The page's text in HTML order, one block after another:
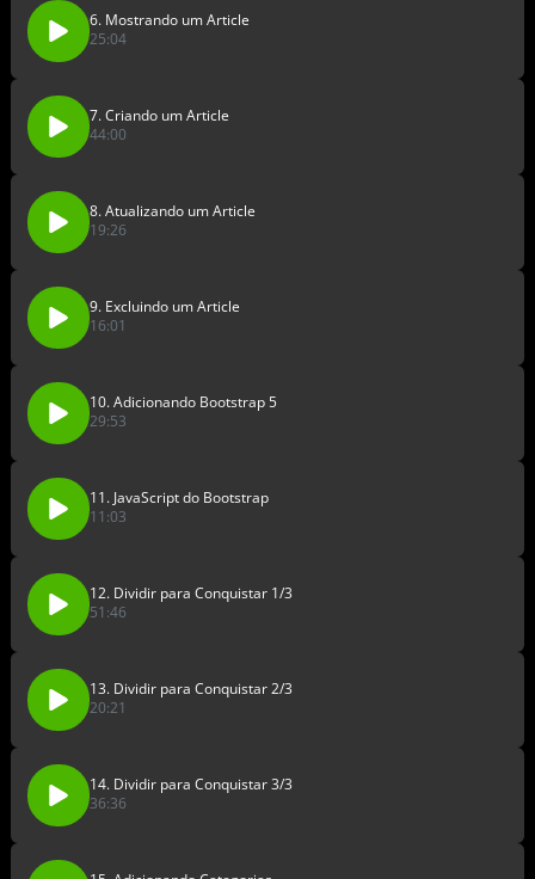
6. Mostrando um Article
25:04
7. Criando um Article
44:00
8. Atualizando um Article
19:26
9. Excluindo um Article
16:01
10. Adicionando Bootstrap 5
29:53
11. JavaScript do Bootstrap
11:03
12. Dividir para Conquistar 1/3
51:46
13. Dividir para Conquistar 2/3
20:21
14. Dividir para Conquistar 3/3
36:36